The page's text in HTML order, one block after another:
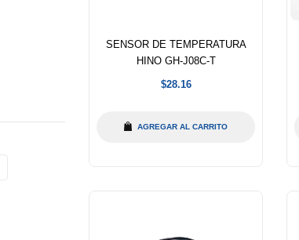
SENSOR DE TEMPERATURA
HINO GH-J08C-T
Precio
$28.16
AGREGAR AL CARRITO